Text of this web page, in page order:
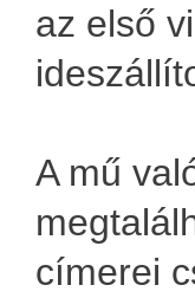
az első
A mű
címerei